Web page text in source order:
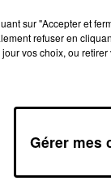
sur "Accepter et
refuser en
vos choix, ou
Gérer mes